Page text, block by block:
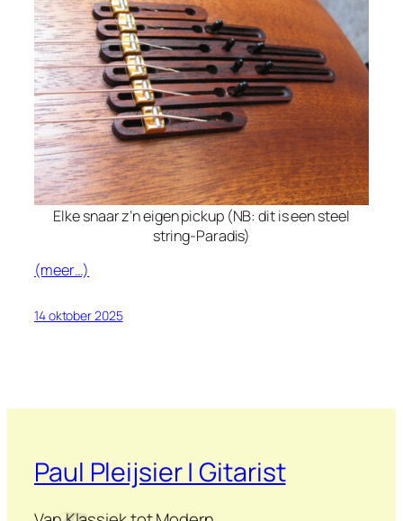
Elke snaar z’n eigen pickup (NB: dit is eensteel
string-Paradis)
(meer…)
14 oktober 2025
Paul Pleijsier | Gitarist